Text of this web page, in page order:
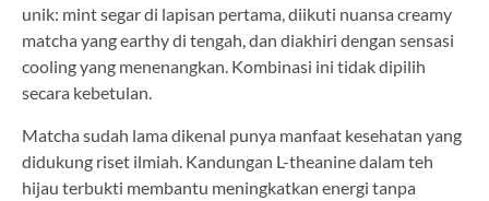
unik: mint segar di lapisan pertama, diikuti nuansa creamy
matcha yang earthy di tengah, dan diakhiri dengan sensasi
cooling yang menenangkan. Kombinasi ini tidak dipilih
secara kebetulan.
Matcha sudah lama dikenal punya manfaat kesehatan yang
didukung riset ilmiah. Kandungan L-theanine dalam teh
hijau terbukti membantu meningkatkan energi tanpa